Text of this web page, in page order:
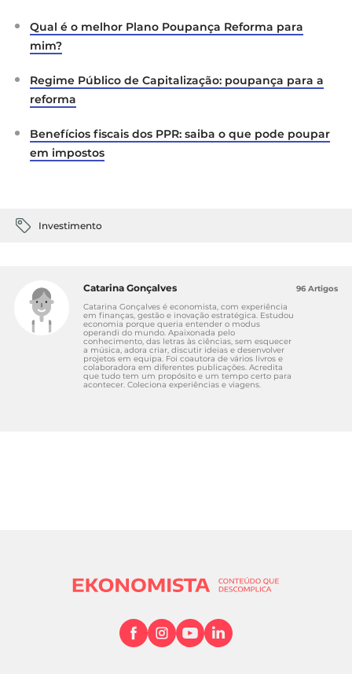
Qual é o melhor Plano Poupança Reforma para
mim?
Regime Público de Capitalização: poupança para a
reforma
Benefícios fiscais dos PPR: saiba o que pode poupar
em impostos
Investimento
Catarina Gonçalves
Catarina Gonçalves é economista, com experiência
em finanças, gestão e inovação estratégica. Estudou
economia porque queria entender o modus
operandi do mundo. Apaixonada pelo
conhecimento, das letras às ciências, sem esquecer
a música, adora criar, discutir ideias e desenvolver
projetos em equipa. Foi coautora de vários livros e
colaboradora em diferentes publicações. Acredita
que tudo tem um propósito e um tempo certo para
acontecer. Coleciona experiências e viagens.
96 Artigos